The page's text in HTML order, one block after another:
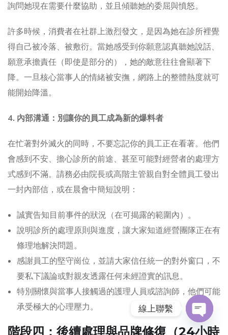
詢問她現在需要什麼協助，並且傾聽她的委屈與憤怒。
許多時候，消費者在社群上激烈發文，是因為她在診所裡覺
得自己被冷落、被敷衍。當她感受到你願意認真聽她說話、
願意承擔責任（即使是部分的），她的敵意往往會顯著下
降。一旦核心當事人的情緒被安撫，網路上的整體熱度就可
能開始降溫。
4. 內部溝通：別讓你的員工成為新的爆料者
在忙著對外滅火的同時，不要忘記你的員工正在看著。他們
會感到不安、擔心診所的前途、甚至可能對經營者的處理方
式感到不滿。請務必由院長或高階主管親自對全體員工發出
一封內部信，或在晨會中簡短說明：
誠實告知目前事件的狀況（在可揭露的範圍內）。
說明診所的處理原則與進度，讓大家知道經營團隊正在有
條理地解決問題。
感謝員工的堅守崗位，並請大家信任統一的對外窗口，不
要私下議論或對親友透露任何未經證實的訊息。
特別關懷與當事人接觸過的護理人員或諮詢師，他們可能
承受極大的心理壓力。
階段四：後續處理與品牌修復（24小時
線上聯繫
O